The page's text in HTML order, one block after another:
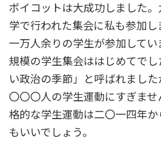
ボイコットは大成功しました
学で行われた集会に私も参加
一万人余りの学生が参加して
規模の学生集会ははじめてで
い政治の季節」と呼ばれまし
〇〇〇人の学生運動にすぎま
格的な学生運動は二〇一四年
もいいでしょう。